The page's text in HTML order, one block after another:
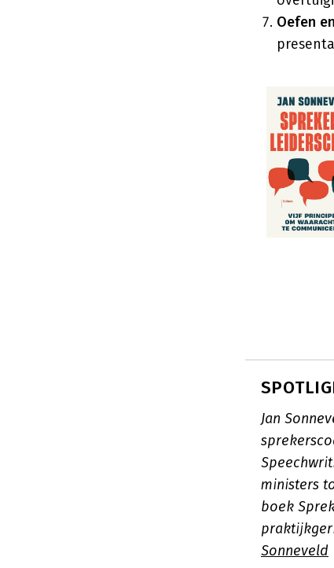
Oefen
Jan
ministers
boek
Sonneveld